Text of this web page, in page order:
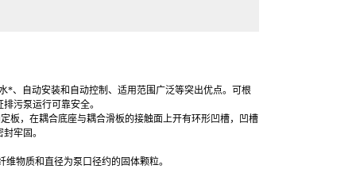
*、自动安装和自动控制、适用范围广泛等突出优点。可根
排污泵运行可靠安全。
板，在耦合底座与耦合滑板的接触面上开有环形凹槽，凹槽
封牢固。
物质和直径为泵口径约的固体颗粒。